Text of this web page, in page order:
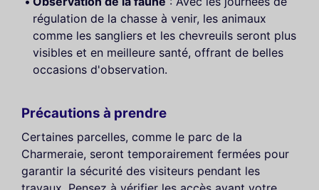
régulation de la chasse à venir, les animaux
comme les sangliers et les chevreuils seront plus
visibles et en meilleure santé, offrant de belles
occasions d'observation.
Précautions à prendre
Certaines parcelles, comme le parc de la
Charmeraie, seront temporairement fermées pour
garantir la sécurité des visiteurs pendant les